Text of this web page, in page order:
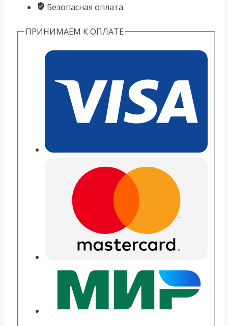
Чжуань
"Дворцовый
Безопасная оплата
ПРИНИМАЕМ К ОПЛАТЕ